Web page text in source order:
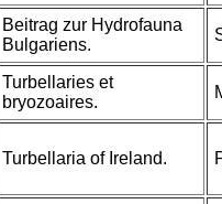
Beitrag zur Hydrofauna
Bulgariens.
Turbellaries et
bryozoaires.
Turbellaria of Ireland.